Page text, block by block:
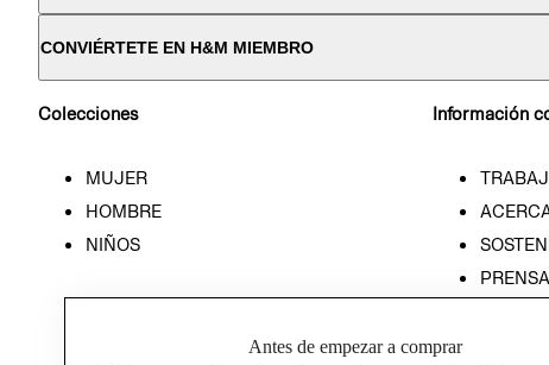
CONVIÉRTETE EN H&M MIEMBRO
Colecciones
MUJER
HOMBRE
NIÑOS
Información
PRENSA
Antes de empezar a comprar